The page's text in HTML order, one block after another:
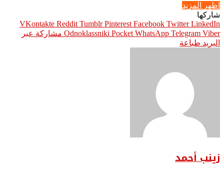
اظهر المزيد
شاركها
Facebook Twitter LinkedIn
Pinterest
Odnoklassniki Pocket WhatsApp Telegram Viber
مشاركة عبر
البريد طباعة
زينب أحمد